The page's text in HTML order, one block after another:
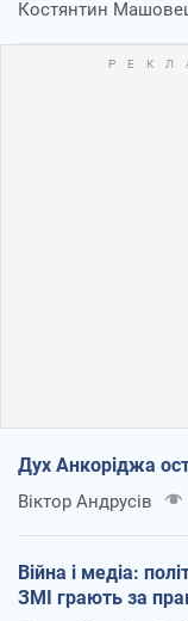
Костянтин
Дух Анкоріджа
Віктор Андрусів
Війна і медіа:
ЗМІ грають за